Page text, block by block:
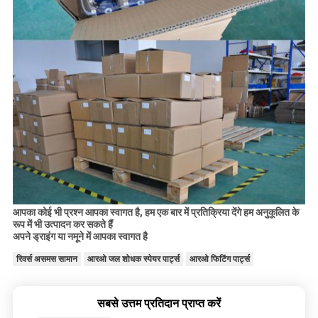
आपका कोई भी प्रश्न आपका स्वागत है, हम एक बार में प्रतिक्रिया देंगेहम अनुकूलित के
रूप में भी उत्पादन कर सकते हैं
अपने ड्राइंग या नमूने में आपका स्वागत है
रिवर्स असमस सामान आरओ जल शोधक स्पेयर पार्ट्स आरओ फिटिंग पार्ट्स
सबसे उत्तम प्रतिदान प्राप्त करें